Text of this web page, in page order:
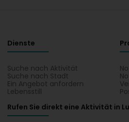
Dienste
Suche nach Aktivität
Suche nach Stadt
Ein Angebot anfordern
Lebensstill
Rufen Sie direkt eine Aktivität in